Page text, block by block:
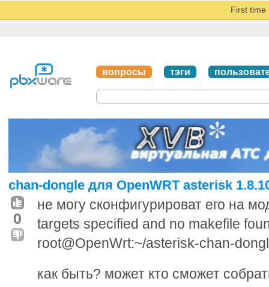
First time
вопросы тэги
chan-dongle для OpenWRT asterisk
0
не могу сконфигурироват его на
targets specified and no makefile
root@OpenWrt:~/asterisk-chan-
как быть? может кто сможет